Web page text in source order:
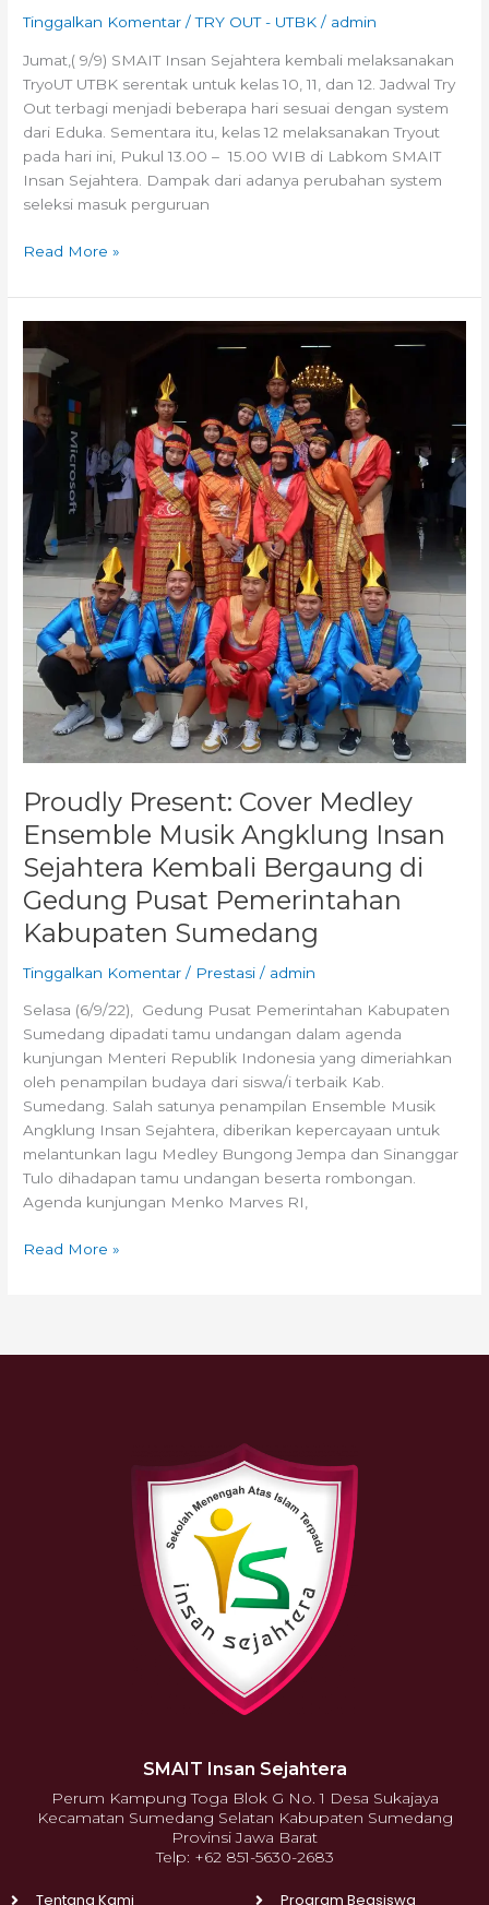
Tinggalkan Komentar /TRY OUT - UTBK / admin
Jumat,( 9/9) SMAIT Insan Sejahtera kembali melaksanakan
TryoUT UTBK serentak untuk kelas 10, 11, dan 12. Jadwal Try
Out terbagi menjadi beberapa hari sesuai dengan system
dari Eduka. Sementara itu, kelas 12 melaksanakan Tryout
pada hari ini, Pukul 13.00 – 15.00 WIB di Labkom SMAIT
Insan Sejahtera. Dampak dari adanya perubahan system
seleksi masuk perguruan
Read More »
Proudly Present: Cover Medley
Ensemble Musik Angklung Insan
Sejahtera Kembali Bergaung di
Gedung Pusat Pemerintahan
Kabupaten Sumedang
Tinggalkan Komentar / Prestasi / admin
Selasa (6/9/22), Gedung Pusat Pemerintahan Kabupaten
Sumedang dipadati tamu undangan dalam agenda
kunjungan Menteri Republik Indonesia yang dimeriahkan
oleh penampilan budaya dari siswa/i terbaik Kab.
Sumedang. Salah satunya penampilan Ensemble Musik
Angklung Insan Sejahtera, diberikan kepercayaan untuk
melantunkan lagu Medley Bungong Jempa dan Sinanggar
Tulo dihadapan tamu undangan beserta rombongan.
Agenda kunjungan Menko Marves RI,
Present:
Cover
Medley
Ensemble
Angklung
Insan
Sejahtera
Kembali
Bergaung
di
Gedung
Pusat
Pemerintahan
Kabupaten
Sumedang
Read More »
SMAIT Insan Sejahtera
Perum Kampung Toga Blok G No. 1 Desa Sukajaya
Kecamatan Sumedang Selatan Kabupaten Sumedang
Provinsi Jawa Barat
Telp: +62 851-5630-2683
Tentang Kami Program Beasiswa